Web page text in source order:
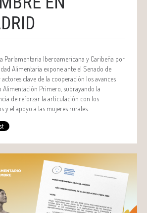
Parlamentaria Iberoamericana y Caribeña por
Alimentaria expone ante el Senado de
actores clave de la cooperación los avances
Alimentación Primero, subrayando la
de reforzar la articulación con los
y el apoyo a las mujeres rurales.